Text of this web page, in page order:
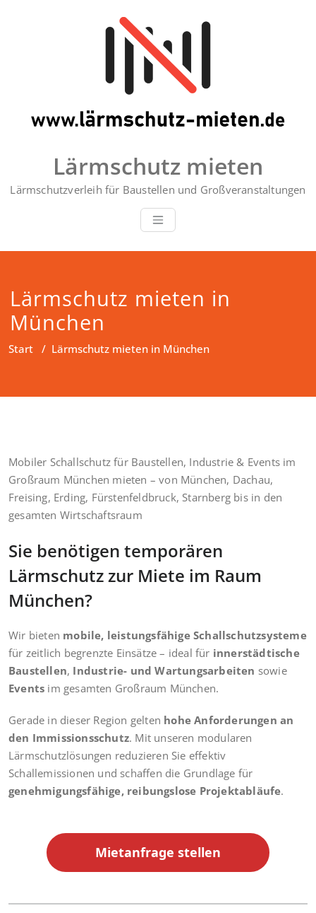
Lärmschutz mieten
Lärmschutzverleih für Baustellen und Großveranstaltungen
Lärmschutz mieten in
München
Start / Lärmschutz mieten in München
Mobiler Schallschutz für Baustellen, Industrie & Events im
Großraum München mieten – von München, Dachau,
Freising, Erding, Fürstenfeldbruck, Starnberg bis in den
gesamten Wirtschaftsraum
Sie benötigen temporären
Lärmschutz zur Miete im Raum
München?
Wir bieten mobile, leistungsfähige Schallschutzsysteme
für zeitlich begrenzte Einsätze – ideal für innerstädtische
Baustellen, Industrie- und Wartungsarbeiten sowie
Events im gesamten Großraum München.
Gerade in dieser Region gelten hohe Anforderungen an
den Immissionsschutz. Mit unseren modularen
Lärmschutzlösungen reduzieren Sie effektiv
Schallemissionen und schaffen die Grundlage für
genehmigungsfähige, reibungslose Projektabläufe.
Mietanfrage stellen